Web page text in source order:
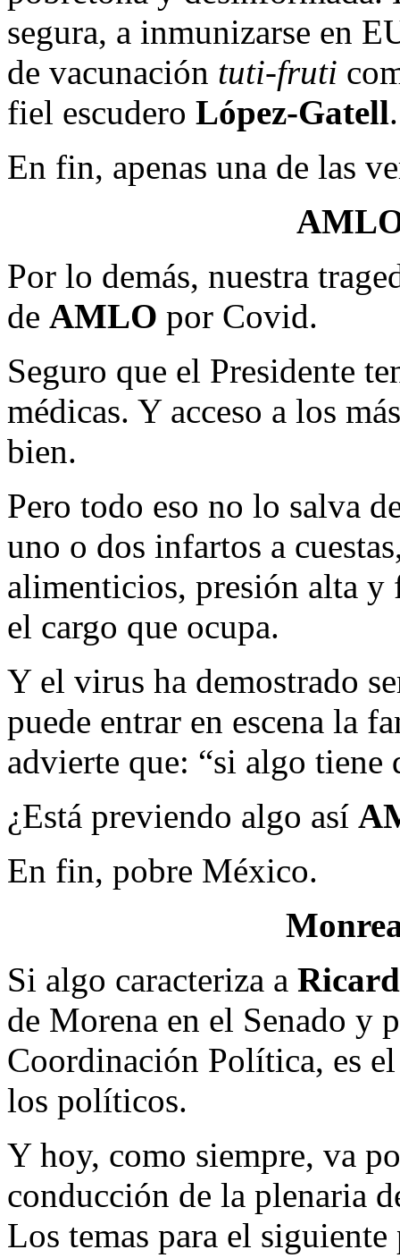
segura, a inmunizarse en
de vacunación tuti-fruti
fiel escudero López-Gatell.
En fin, apenas una de las
Por lo demás, nuestra
de AMLO por Covid.
Seguro que el Presidente
médicas. Y acceso a los
bien.
Pero todo eso no lo salva
uno o dos infartos a
alimenticios, presión alta y
el cargo que ocupa.
Y el virus ha demostrado
puede entrar en escena la
advierte que: “si algo tiene
¿Está previendo algo así
En fin, pobre México.
Si algo caracteriza a
de Morena en el Senado y
Coordinación Política, es
los políticos.
Y hoy, como siempre, va
conducción de la plenaria
Los temas para el